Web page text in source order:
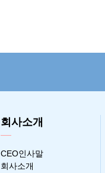
회사소개
CEO인사말
회사소개